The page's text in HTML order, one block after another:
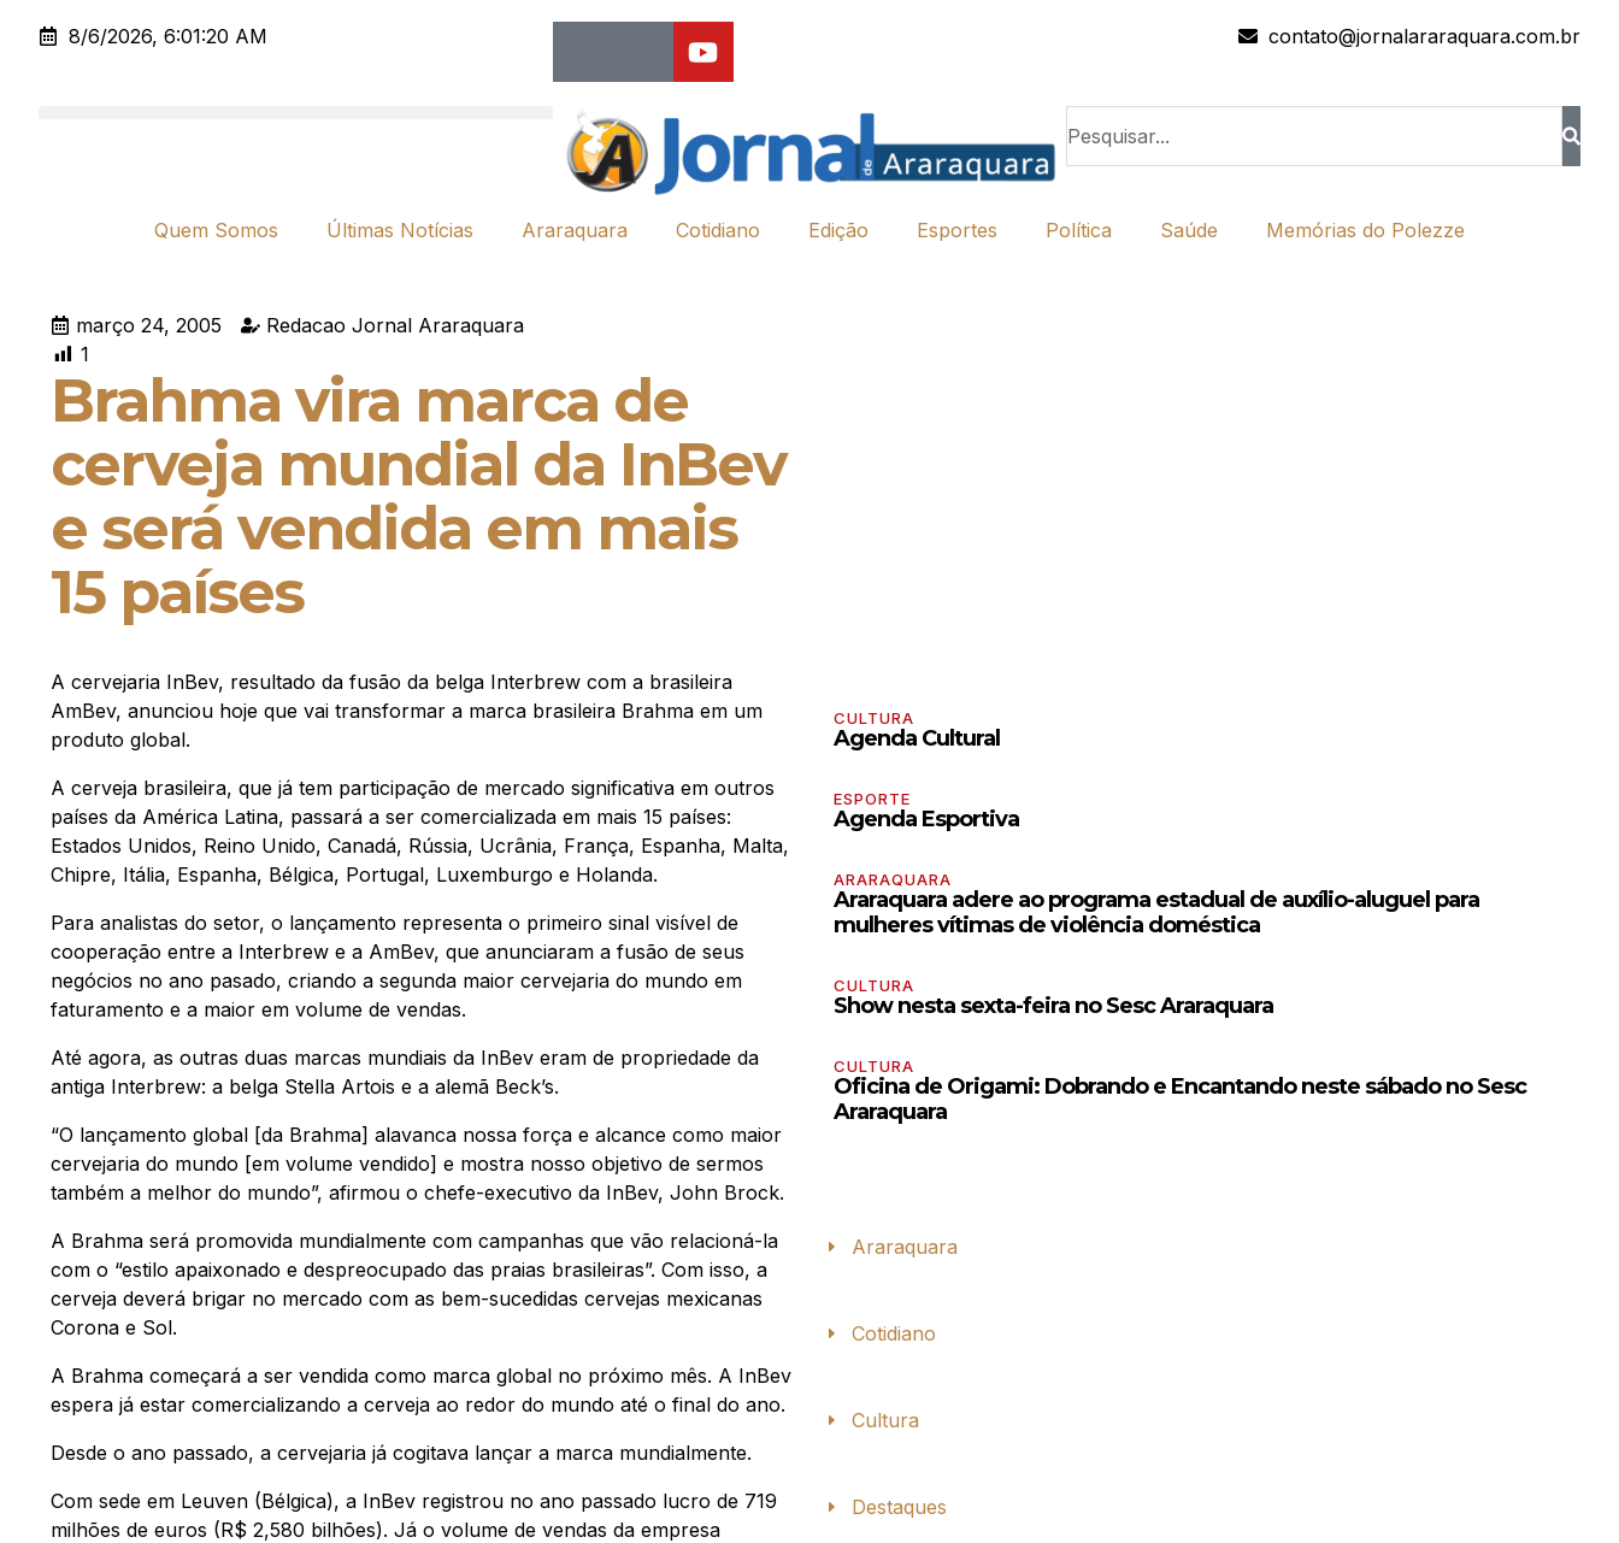
8/6/2026, 6:01:20 AM contato@jornalararaquara.com.br
Quem Somos Últimas Notícias Araraquara Cotidiano Edição Esportes Política Saúde Memórias do Polezze
março 24, 2005
Redacao Jornal Araraquara
1
Brahma vira marca de
cerveja mundial da InBev
e será vendida em mais
15 países
A cervejaria InBev, resultado da fusão da belga Interbrew com a brasileira
AmBev, anunciou hoje que vai transformar a marca brasileira Brahma em um
produto global.
A cerveja brasileira, que já tem participação de mercado significativa em outros
países da América Latina, passará a ser comercializada em mais 15 países:
Estados Unidos, Reino Unido, Canadá, Rússia, Ucrânia, França, Espanha, Malta,
Chipre, Itália, Espanha, Bélgica, Portugal, Luxemburgo e Holanda.
Para analistas do setor, o lançamento representa o primeiro sinal visível de
cooperação entre a Interbrew e a AmBev, que anunciaram a fusão de seus
negócios no ano pasado, criando a segunda maior cervejaria do mundo em
faturamento e a maior em volume de vendas.
Até agora, as outras duas marcas mundiais da InBev eram de propriedade da
antiga Interbrew: a belga Stella Artois e a alemã Beck’s.
“O lançamento global [da Brahma] alavanca nossa força e alcance como maior
cervejaria do mundo [em volume vendido] e mostra nosso objetivo de sermos
também a melhor do mundo”, afirmou o chefe-executivo da InBev, John Brock.
A Brahma será promovida mundialmente com campanhas que vão relacioná-la
com o “estilo apaixonado e despreocupado das praias brasileiras”. Com isso, a
cerveja deverá brigar no mercado com as bem-sucedidas cervejas mexicanas
Corona e Sol.
A Brahma começará a ser vendida como marca global no próximo mês. A InBev
espera já estar comercializando a cerveja ao redor do mundo até o final do ano.
Desde o ano passado, a cervejaria já cogitava lançar a marca mundialmente.
Com sede em Leuven (Bélgica), a InBev registrou no ano passado lucro de 719
milhões de euros (R$ 2,580 bilhões). Já o volume de vendas da empresa
CULTURA
Agenda Cultural
ESPORTE
Agenda Esportiva
ARARAQUARA
Araraquara adere ao programa estadual de auxílio-aluguel para
mulheres vítimas de violência doméstica
CULTURA
Show nesta sexta-feira no Sesc Araraquara
CULTURA
Oficina de Origami: Dobrando e Encantando neste sábado no Sesc
Araraquara
Araraquara
Cotidiano
Cultura
Destaques